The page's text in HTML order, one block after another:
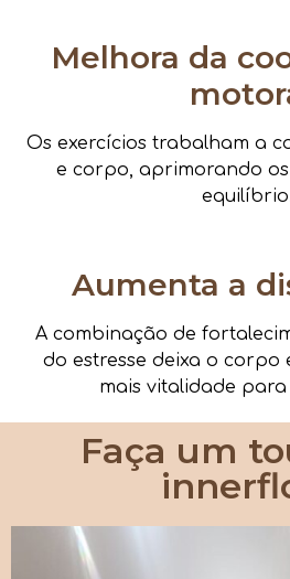
Melhora da
Os exercícios trabalham a
e corpo, aprimorando
Aumenta a
A combinação de
do estresse deixa o corpo
mais vitalidade
Faça um